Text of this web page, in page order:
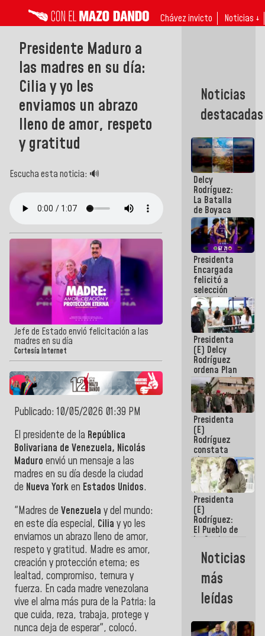
Chávez invicto Noticias ↓
Presidente Maduro a
las madres en su día:
Cilia y yo les
enviamos un abrazo
lleno de amor, respeto
y gratitud
Escucha esta noticia: 🔊
Jefe de Estado envió felicitación a las
madres en su día
Cortesía Internet
Publicado: 10/05/2026 01:39 PM
El presidente de la República
Bolivariana de Venezuela, Nicolás
Maduro envió un mensaje a las
madres en su día desde la ciudad
de Nueva Yorken Estados Unidos.
"Madres de Venezuela y del mundo:
en este día especial, Cilia y yo les
enviamos un abrazo lleno de amor,
respeto y gratitud. Madre es amor,
creación y protección eterna; es
lealtad, compromiso, ternura y
fuerza. En cada madre venezolana
vive el alma más pura de la Patria: la
que cuida, reza, trabaja, protege y
nunca deja de esperar", colocó.
Noticias
destacadas
Delcy
Rodríguez:
La Batalla
de Boyaca
representa
un capítulo
decisivo en
la gesta
emancipadora
de nuestra
América
Presidenta
Encargada
felicitó a
selección
femenina de
baloncesto
por su
clasificación
a la
AmeriCup
2027
Presidenta
(E) Delcy
Rodríguez
ordena Plan
maestro de
desarrollo
logístico y
turístico
para La
Guaira
Presidenta
(E)
Rodríguez
constata
obras de
rehabilitación
de Escuela
Militar de
Mamo en La
Guaira
Presidenta
(E)
Rodríguez:
El Pueblo de
La Guaira
siempre
estará
acompañada
por el
Gobierno
Nacional
Noticias
más
leídas